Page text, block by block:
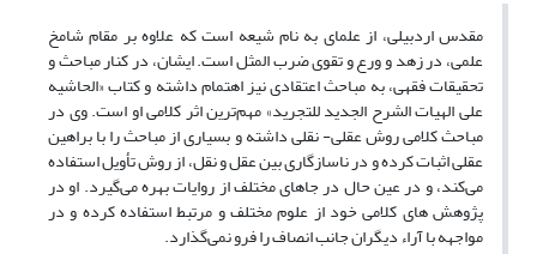
مقدس اردبیلی، از علمای به نام شیعه است که علاوه بر مقام شامخ
علمی، در زهد و ورع و تقوی ضرب المثل است. ایشان، در کنار مباحث و
تحقیقات فقهی، به مباحث اعتقادی نیز اهتمام داشته و کتاب «الحاشیه
علی الهیات الشرح الجدید للتجرید» مهم‌ترین اثر کلامی او است. وی در
مباحث کلامی روش عقلی- نقلی داشته و بسیاری از مباحث را با براهین
عقلی اثبات کرده و در ناسازگاری بین عقل و نقل، از روش تأویل استفاده
می‌کند، و در عین حال در جاهای مختلف از روایات بهره می‌گیرد. او در
پژوهش های کلامی خود از علوم مختلف و مرتبط استفاده کرده و در
مواجهه با آراء دیگران جانب انصاف را فرو نمی‌گذارد.